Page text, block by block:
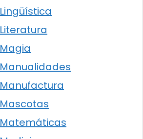
Lingüística
Literatura
Magia
Manualidades
Manufactura
Mascotas
Matemáticas